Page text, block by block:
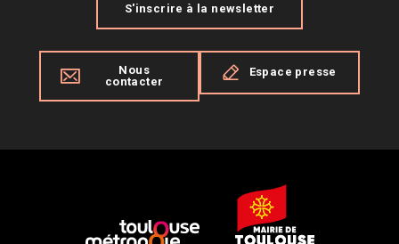
S'inscrire à la newsletter
Nous
contacter
Espace presse